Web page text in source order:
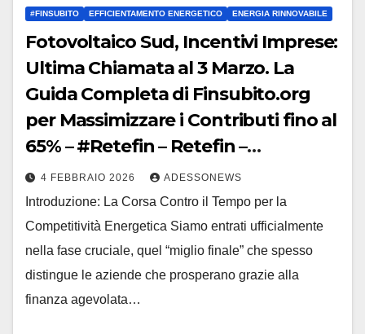
#FINSUBITO EFFICIENTAMENTO ENERGETICO ENERGIA RINNOVABILE
Fotovoltaico Sud, Incentivi Imprese:
Ultima Chiamata al 3 Marzo. La
Guida Completa di Finsubito.org
per Massimizzare i Contributi fino al
65% – #Retefin – Retefin –
#Finsubito – Finsubito –
#Adessonews – #Adessonews –
#Finsubito – Adessonews
4 FEBBRAIO 2026 ADESSONEWS
Introduzione: La Corsa Contro il Tempo per la
Competitività Energetica Siamo entrati ufficialmente
nella fase cruciale, quel “miglio finale” che spesso
distingue le aziende che prosperano grazie alla
finanza agevolata…